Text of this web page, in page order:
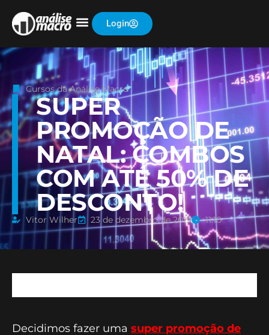
Login
Cursos da Análise Macro
SUPER
PROMOÇÃO DE
NATAL: COMBOS
COM ATÉ 50% DE
DESCONTO!
Vitor Wilher 23 de dezembro de 2019 11:10
Decidimos fazer uma super promoção de